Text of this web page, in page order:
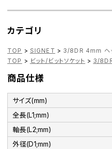
カテゴリ
TOP > SIGNET > 3/8DR 4mm ヘ
TOP > ビット/ビットソケット > 3/
商品仕様
サイズ(mm)
全長(L1;mm)
軸長(L2;mm)
外径(D1;mm)